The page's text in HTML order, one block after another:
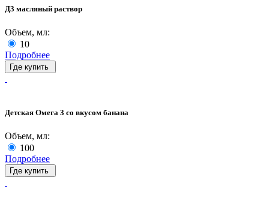
Д3 масляный раствор
Объем, мл:
10
Подробнее
Где купить
Детская Омега 3 со вкусом банана
Объем, мл:
100
Подробнее
Где купить